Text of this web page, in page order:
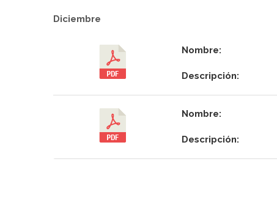
Diciembre
Nombre:
Descripción:
Nombre:
Descripción: